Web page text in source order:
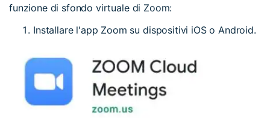
funzione di sfondo virtuale di Zoom:
Installare l'app Zoom su dispositivi iOS o Android.